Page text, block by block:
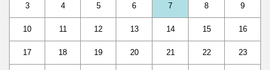
3 4 5 6 7 8 9
10 11 12 13 14 15 16
17 18 19 20 21 22 23